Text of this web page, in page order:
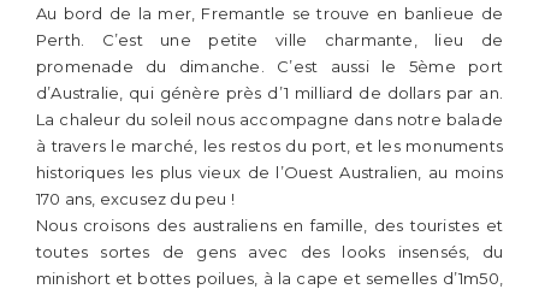
Au bord de la mer, Fremantle se trouve en banlieue de
Perth. C’est une petite ville charmante, lieu de
promenade du dimanche. C’est aussi le 5ème port
d’Australie, qui génère près d’1 milliard de dollars par an.
La chaleur du soleil nous accompagne dans notre balade
à travers le marché, les restos du port, et les monuments
historiques les plus vieux de l’Ouest Australien, au moins
170 ans, excusez du peu !
Nous croisons des australiens en famille, des touristes et
toutes sortes de gens avec des looks insensés, du
minishort et bottes poilues, à la cape et semelles d’1m50,